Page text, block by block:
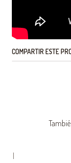
COMPARTIR ESTE
|